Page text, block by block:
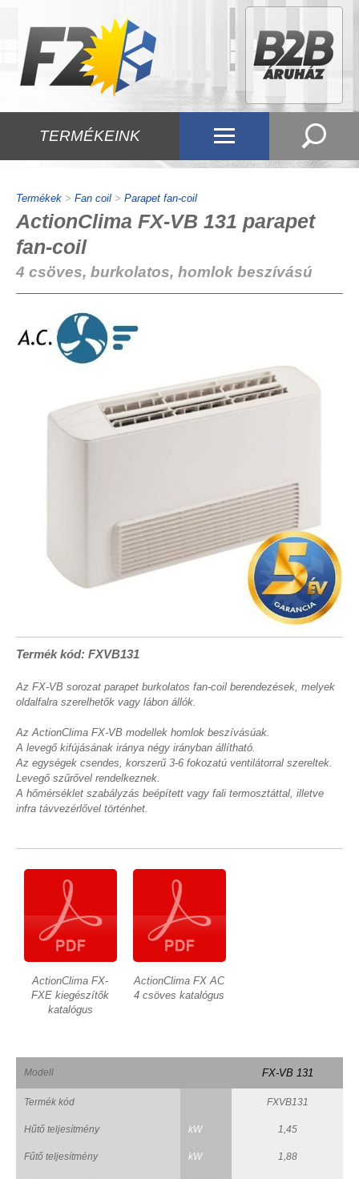
TERMÉKEINK
Termékek > Fan coil > Parapet fan-coil
ActionClima FX-VB 131 parapet
fan-coil
4 csöves, burkolatos, homlok beszívású
Termék kód: FXVB131
Az FX-VB sorozat parapet burkolatos fan-coil berendezések, melyek
oldalfalra szerelhetők vagy lábon állók.
Az ActionClima FX-VB modellek homlok beszívásúak.
A levegő kifújásának iránya négy irányban állítható.
Az egységek csendes, korszerű 3-6 fokozatú ventilátorral szereltek.
Levegő szűrővel rendelkeznek.
A hőmérséklet szabályzás beépített vagy fali termosztáttal, illetve
infra távvezérlővel történhet.
ActionClima FX-
FXE kiegészítők
katalógus
ActionClima FX AC
4 csöves katalógus
Modell FX-VB 131
Termék kód FXVB131
Hűtő teljesítmény kW 1,45
Fűtő teljesítmény kW 1,88